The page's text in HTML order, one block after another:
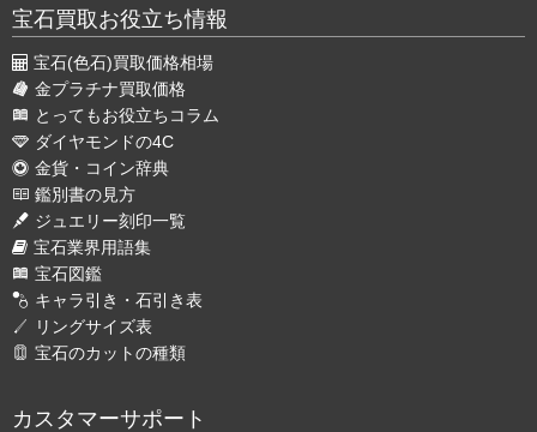
宝石買取お役立ち情報
宝石(色石)買取価格相場
金プラチナ買取価格
とってもお役立ちコラム
ダイヤモンドの4C
金貨・コイン辞典
鑑別書の見方
ジュエリー刻印一覧
宝石業界用語集
宝石図鑑
キャラ引き・石引き表
リングサイズ表
宝石のカットの種類
カスタマーサポート